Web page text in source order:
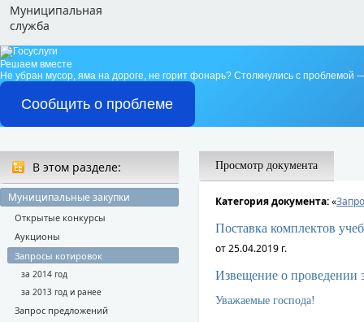
Муниципальная
служба
Решаем вместе
Не убран мусор, яма на дороге, не горит фонарь? Столкнулись с проблемой
Сообщить о проблеме
В этом разделе:
Муниципальные закупки
Открытые конкурсы
Аукционы
Запросы котировок
за 2014 год
за 2013 год и ранее
Запрос предложений
Просмотр документа
Категория документа:«
Поставка комплектов
от 25.04.2019 г.
Извещение о проведении
Уважаемые господа!